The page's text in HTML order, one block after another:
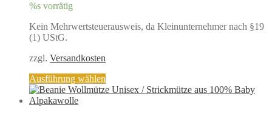
%s vorrätig
Kein Mehrwertsteuerausweis, da Kleinunternehmer nach §19
(1) UStG.
zzgl. Versandkosten
Ausführung wählen
Produkt